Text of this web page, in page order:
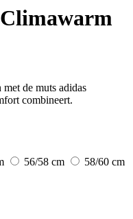
de muts adidas
combineert.
56/58 cm
58/60 cm